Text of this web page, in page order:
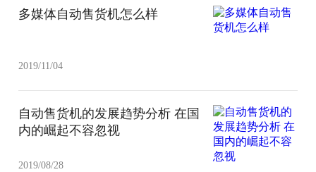
多媒体自动售货机怎么样
2019/11/04
自动售货机的发展趋势分析 在国
内的崛起不容忽视
2019/08/28